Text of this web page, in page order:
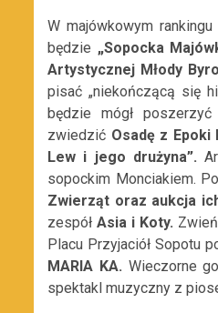
W majówkowym
będzie „Sopocka
Artystycznej Młody
pisać „niekończącą się
będzie mógł
zwiedzić Osadę z Epoki
Lew i jego drużyna”.
sopockim Monciakiem.
Zwierząt oraz aukcja
zespół Asia i Koty.
Placu Przyjaciół Sopotu
MARIA KA. Wieczorne
spektakl muzyczny z